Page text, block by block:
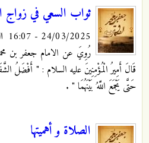
ثواب السعي في زواج
24/03/2025 - 16:07
رُوِيَ عن الامام جعفر بن
قَالَ أَمِيرُ الْمُؤْمِنِينَ عليه السلام : "‏ أَفْضَلُ
حَتَّى يَجْمَعَ اللَّهُ بَيْنَهُمَا " .
الصلاة و أهميتها